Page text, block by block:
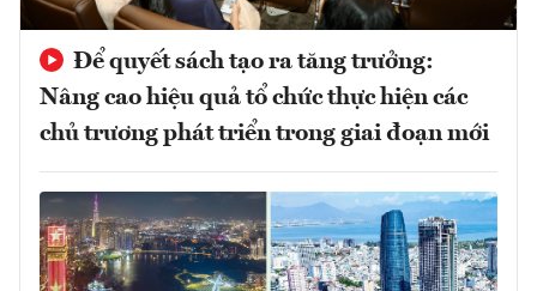
Để quyết sách tạo ra tăng trưởng:
Nâng cao hiệu quả tổ chức thực hiện các
chủ trương phát triển trong giai đoạn mới